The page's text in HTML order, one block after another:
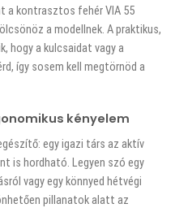
a kontrasztos fehér VIA 55
a modellnek. A praktikus,
hogy a kulcsaidat vagy a
így sosem kell megtörnöd a
kényelem
egy igazi társ az aktív
is hordható. Legyen szó egy
vagy egy könnyed hétvégi
pillanatok alatt az